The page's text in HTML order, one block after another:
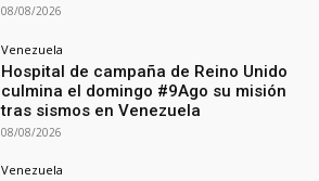
08/08/2026
Venezuela
Hospital de campaña de Reino Unido
culmina el domingo #9Ago su misión
tras sismos en Venezuela
08/08/2026
Venezuela